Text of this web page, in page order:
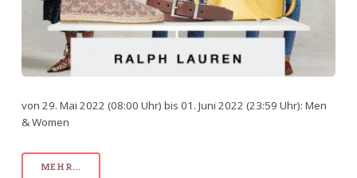
von 29. Mai 2022 (08:00 Uhr) bis 01. Juni 2022 (23:59 Uhr): Men
& Women
MEHR...